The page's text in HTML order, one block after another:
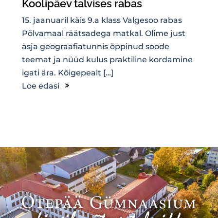
Koolipäev talvises rabas
15. jaanuaril käis 9.a klass Valgesoo rabas
Põlvamaal räätsadega matkal. Olime just
äsja geograafiatunnis õppinud soode
teemat ja nüüd kulus praktiline kordamine
igati ära. Kõigepealt […]
Loe edasi